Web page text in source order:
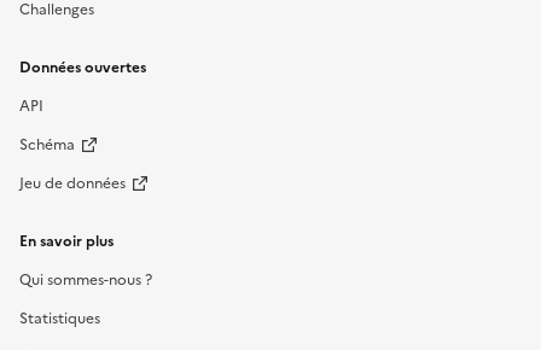
Challenges
Données ouvertes
API
Schéma
Jeu de données
En savoir plus
Qui sommes-nous ?
Statistiques